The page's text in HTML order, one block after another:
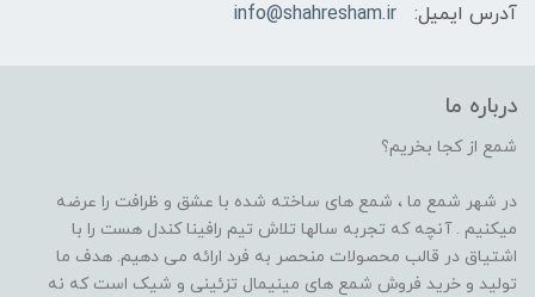
آدرس ایمیل:
info@shahresham.ir
درباره ما
شمع از کجا بخریم؟
در شهر شمع ما ، شمع های ساخته شده با عشق و ظرافت را عرضه
میکنیم . آنچه که تجربه سالها تلاش تیم رافینا کندل هست را با
اشتیاق در قالب محصولات منحصر به فرد ارائه می دهیم. هدف ما
تولید و خرید فروش شمع های مینیمال تزئینی و شیک است که نه